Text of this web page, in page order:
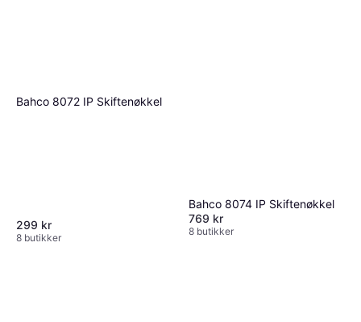
Bahco 8072 IP Skiftenøkkel
299 kr
8 butikker
Bahco 8074 IP Skiftenøkkel
769 kr
8 butikker